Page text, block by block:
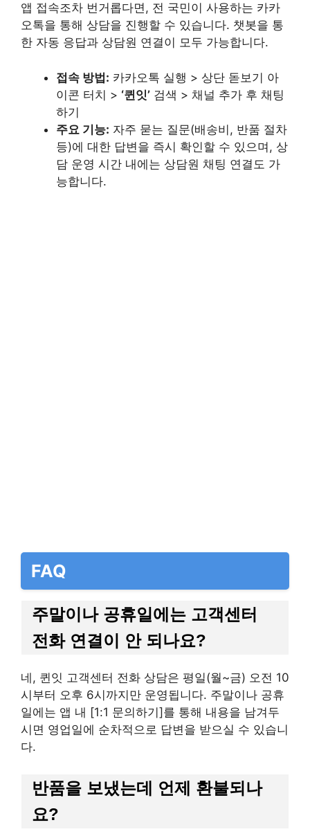
앱 접속조차 번거롭다면, 전 국민이 사용하는 카카
오톡을 통해 상담을 진행할 수 있습니다. 챗봇을 통
한 자동 응답과 상담원 연결이 모두 가능합니다.
접속 방법: 카카오톡 실행 > 상단 돋보기 아
이콘 터치 > ‘퀸잇’ 검색 > 채널 추가 후 채팅
하기
주요 기능: 자주 묻는 질문(배송비, 반품 절차
등)에 대한 답변을 즉시 확인할 수 있으며, 상
담 운영 시간 내에는 상담원 채팅 연결도 가
능합니다.
FAQ
주말이나 공휴일에는 고객센터
전화 연결이 안 되나요?
네, 퀸잇 고객센터 전화 상담은 평일(월~금) 오전 10
시부터 오후 6시까지만 운영됩니다. 주말이나 공휴
일에는 앱 내 [1:1 문의하기]를 통해 내용을 남겨두
시면 영업일에 순차적으로 답변을 받으실 수 있습니
다.
반품을 보냈는데 언제 환불되나
요?